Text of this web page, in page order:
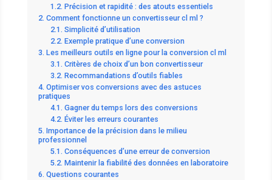
Précision et rapidité : des atouts essentiels
Comment fonctionne un convertisseur cl ml ?
Simplicité d’utilisation
Exemple pratique d’une conversion
Les meilleurs outils en ligne pour la conversion cl ml
Critères de choix d’un bon convertisseur
Recommandations d’outils fiables
Optimiser vos conversions avec des astuces
pratiques
Gagner du temps lors des conversions
Éviter les erreurs courantes
Importance de la précision dans le milieu
professionnel
Conséquences d’une erreur de conversion
Maintenir la fiabilité des données en laboratoire
Questions courantes